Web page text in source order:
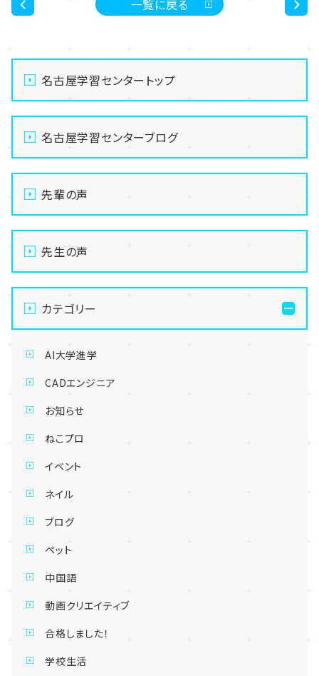
一覧に戻る
名古屋学習センタートップ
名古屋学習センターブログ
先輩の声
先生の声
カテゴリー
AI大学進学
CADエンジニア
お知らせ
ねこプロ
イベント
ネイル
ブログ
ペット
中国語
動画クリエイティブ
合格しました！
学校生活